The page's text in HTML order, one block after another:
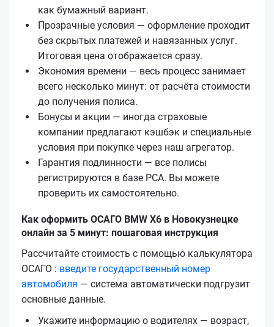
как бумажный вариант.
Прозрачные условия — оформление проходит
без скрытых платежей и навязанных услуг.
Итоговая цена отображается сразу.
Экономия времени — весь процесс занимает
всего несколько минут: от расчёта стоимости
до получения полиса.
Бонусы и акции — иногда страховые
компании предлагают кэшбэк и специальные
условия при покупке через наш агрегатор.
Гарантия подлинности — все полисы
регистрируются в базе РСА. Вы можете
проверить их самостоятельно.
Как оформить ОСАГО BMW X6 в Новокузнецке
онлайн за 5 минут: пошаговая инструкция
Рассчитайте стоимость с помощью калькулятора
ОСАГО : введите государственный номер
автомобиля — система автоматически подгрузит
основные данные.
Укажите информацию о водителях — возраст,